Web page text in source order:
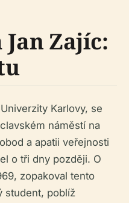
Jan Zajíc:
Karlovy, se
náměstí na
a apatii veřejnosti
o tři dny později. O
zopakoval tento
student, poblíž